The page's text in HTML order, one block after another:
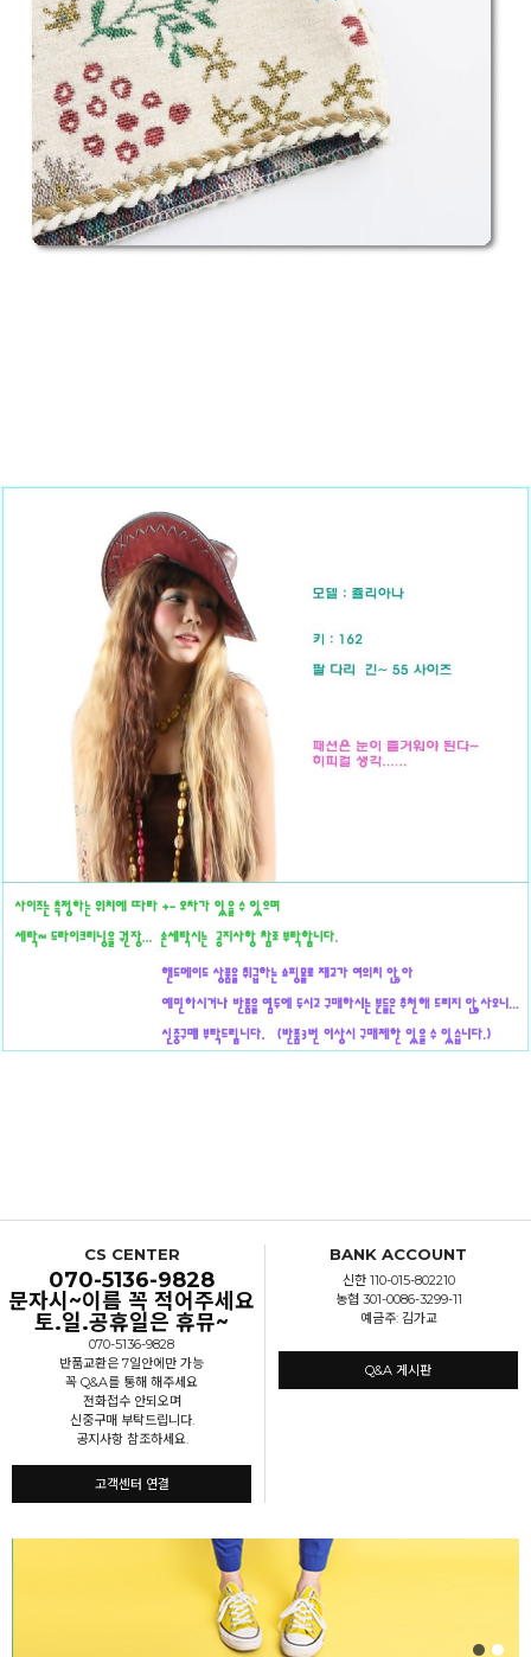
CS CENTER
070-5136-9828
문자시~이름 꼭 적어주세요
토.일.공휴일은 휴뮤~
070-5136-9828
반품교환은 7일안에만 가능
꼭 Q&A를 통해 해주세요
전화접수 안되오며
신중구매 부탁드립니다.
공지사항 참조하세요.
고객센터 연결
BANK ACCOUNT
신한 110-015-802210
농협 301-0086-3299-11
예금주: 김가교
Q&A 게시판